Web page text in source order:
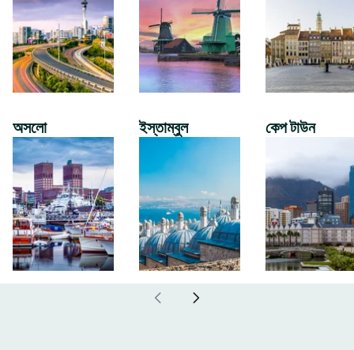
অসলো ইস্তাম্বুল কেপ টাউন